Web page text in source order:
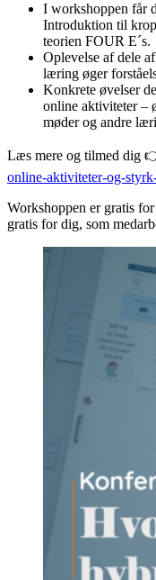
I workshoppen får
Introduktion til
teorien FOUR E´s.
Oplevelse af dele
læring øger
Konkrete øvelser
online aktiviteter –
møder og andre
Læs mere og tilmed dig
online-aktiviteter-og-
Workshoppen er gratis
gratis for dig, som